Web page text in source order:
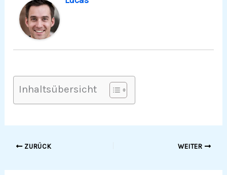
Inhaltsübersicht
ZURÜCK WEITER